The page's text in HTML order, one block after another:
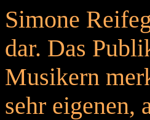
Simone
dar. Das
Musikern
sehr eigenen,